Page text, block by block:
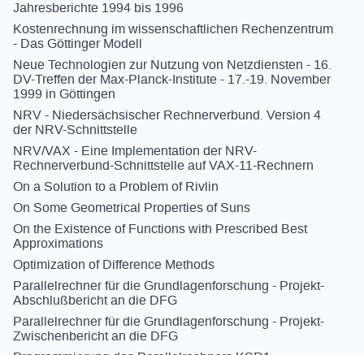
Jahresberichte 1994 bis 1996
Kostenrechnung im wissenschaftlichen Rechenzentrum
- Das Göttinger Modell
Neue Technologien zur Nutzung von Netzdiensten - 16.
DV-Treffen der Max-Planck-Institute - 17.-19. November
1999 in Göttingen
NRV - Niedersächsischer Rechnerverbund. Version 4
der NRV-Schnittstelle
NRV/VAX - Eine Implementation der NRV-
Rechnerverbund-Schnittstelle auf VAX-11-Rechnern
On a Solution to a Problem of Rivlin
On Some Geometrical Properties of Suns
On the Existence of Functions with Prescribed Best
Approximations
Optimization of Difference Methods
Parallelrechner für die Grundlagenforschung - Projekt-
Abschlußbericht an die DFG
Parallelrechner für die Grundlagenforschung - Projekt-
Zwischenbericht an die DFG